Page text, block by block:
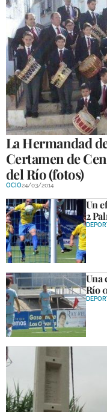
La Hermandad
Certamen de
del Río (fotos)
OCIO24/03/2014
Un
2
Una
Río